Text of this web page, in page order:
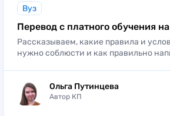
Вуз
Перевод с платного обучения
Рассказываем, какие правила и
нужно соблюсти и как правильно
Ольга Путинцева
Автор КП